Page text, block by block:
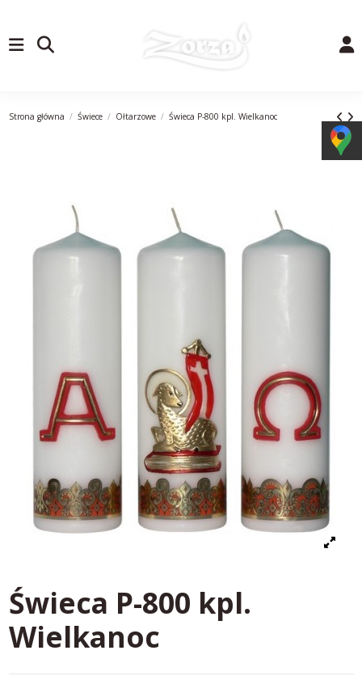
Strona główna Świece Ołtarzowe Świeca P-800 kpl. Wielkanoc
Świeca P-800 kpl.
Wielkanoc